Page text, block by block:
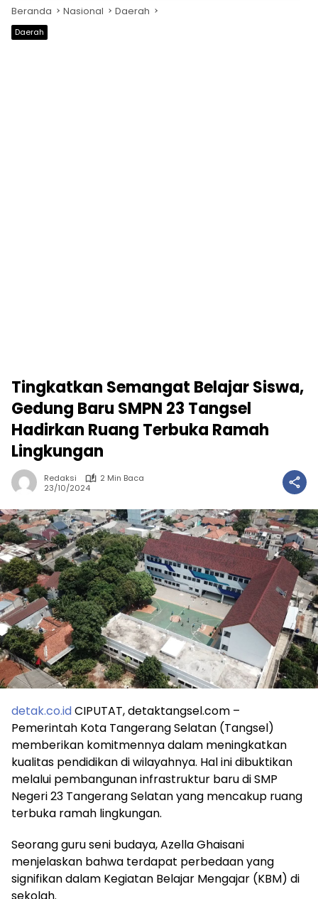
Beranda Nasional Daerah
Daerah
Tingkatkan Semangat Belajar Siswa,
Gedung Baru SMPN 23 Tangsel
Hadirkan Ruang Terbuka Ramah
Lingkungan
Redaksi
2 Min Baca
23/10/2024
detak.co.idCIPUTAT, detaktangsel.com –
Pemerintah Kota Tangerang Selatan (Tangsel)
memberikan komitmennya dalam meningkatkan
kualitas pendidikan di wilayahnya. Hal ini dibuktikan
melalui pembangunan infrastruktur baru di SMP
Negeri 23 Tangerang Selatan yang mencakup ruang
terbuka ramah lingkungan.
Seorang guru seni budaya, Azella Ghaisani
menjelaskan bahwa terdapat perbedaan yang
signifikan dalam Kegiatan Belajar Mengajar (KBM) di